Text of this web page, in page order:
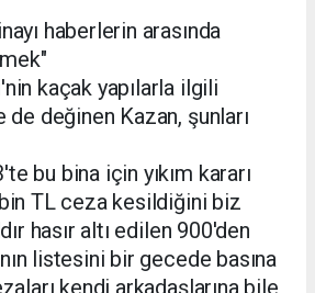
haberlerin arasında
kaçak yapılarla ilgili
de değinen Kazan, şunları
bu bina için yıkım kararı
bin TL ceza kesildiğini biz
hasır altı edilen 900'den
listesini bir gecede basına